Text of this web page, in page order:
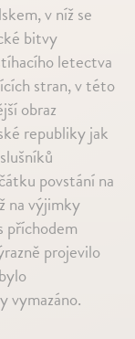
v níž se
bitvy
letectva
stran, v této
obraz
republiky jak
povstání na
na výjimky
příchodem
projevilo
vymazáno.